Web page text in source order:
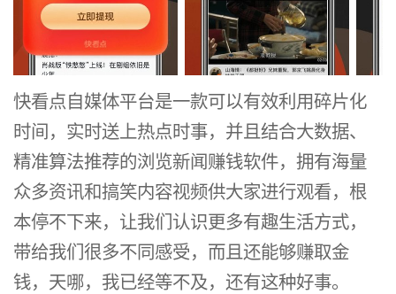
快看点自媒体平台是一款可以有效利用碎片化
时间，实时送上热点时事，并且结合大数据、
精准算法推荐的浏览新闻赚钱软件，拥有海量
众多资讯和搞笑内容视频供大家进行观看，根
本停不下来，让我们认识更多有趣生活方式，
带给我们很多不同感受，而且还能够赚取金
钱，天哪，我已经等不及，还有这种好事。